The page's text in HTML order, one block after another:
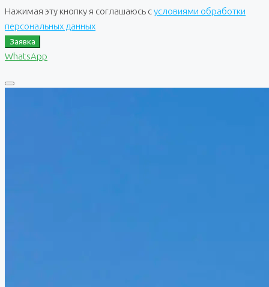
Нажимая эту кнопку я соглашаюсь сусловиями обработки
персональных данных
Заявка
WhatsApp